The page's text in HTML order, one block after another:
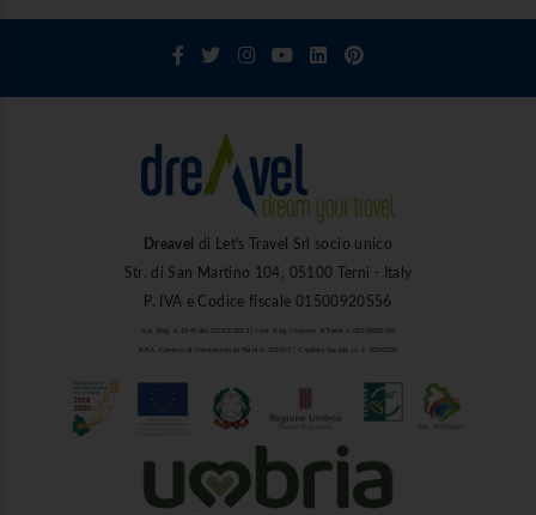
Dreavel
di Let's Travel Srl socio unico
Str. di San Martino 104, 05100 Terni - Italy
P. IVA e Codice fiscale 01500920556
Aut. Reg. n. 1849 del 27/03/2013 | Iscr. Reg. Imprese di Terni n. 01500920556
R.E.A. Camera di Commercio di Terni n. 101937 | Capitale Sociale i.v. € 10.000,00